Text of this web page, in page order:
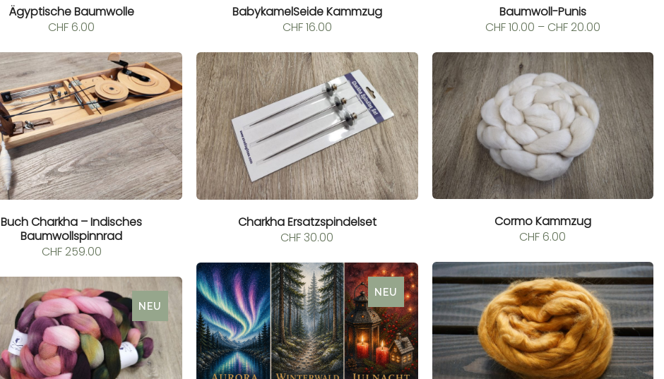
Ägyptische Baumwolle
CHF 6.00
BabykamelSeide Kammzug
CHF16.00
Baumwoll-Punis
CHF10.00 – CHF20.00
bis
CHF 20.00
Buch Charkha – Indisches
Baumwollspinnrad
CHF259.00
Charkha Ersatzspindelset
CHF30.00
Cormo Kammzug
CHF 6.00
NEU
NEU